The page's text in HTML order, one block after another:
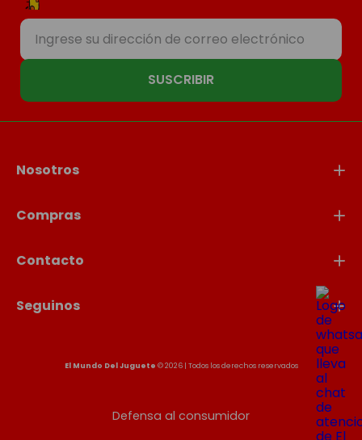
SUSCRIBIR
Nosotros
Compras
Contacto
Seguinos
El Mundo Del Juguete © 2026 | Todos los derechos reservados
Defensa al consumidor